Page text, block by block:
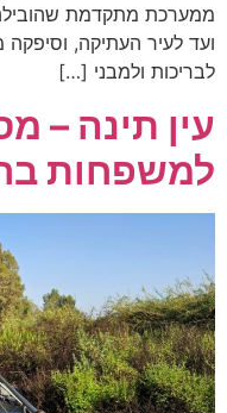
ממערכת מתקדמת שהובילה
ועד לעיר העתיקה,
לבריכות ולמבני […]
עין תינה –
למשפחות